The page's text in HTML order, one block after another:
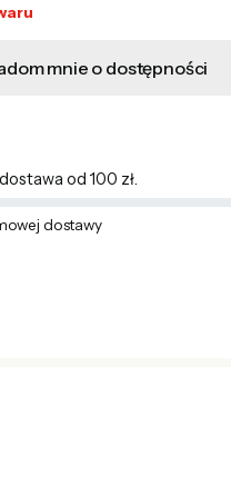
mnie o dostępności
od 100 zł.
dostawy